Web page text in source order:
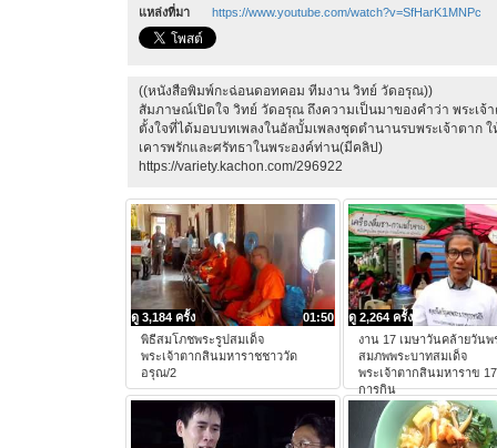
แหล่งที่มา
https://www.youtube.com/watch?v=SfHarK1MNPc
((หนังสือพิมพ์กะฉ่อนดอทคอม ทีมงาน วิทย์ วัดอรุณ))
สัมภาษณ์เปิดใจ วิทย์ วัดอรุณ ถึงความเป็นมาของคำว่า พระเจ้
ตั้งใจที่ได้มอบบทเพลงในอัลบั้มเพลงชุดตำนานรบพระเจ้าตาก
เคารพรักและศรัทธาในพระองค์ท่าน(มีคลิป)
https://variety.kachon.com/296922
01:50
ดู 3,184 ครั้ง
พิธีสมโภชพระรูปสมเด็จ
พระเจ้าตากสินมหาราชชาววัด
อรุณ/2
ดู 2,264 ครั้ง
งาน 17 เมษาวันคล้ายวันพ
สมภพพระบาทสมเด็จ
พระเจ้าตากสินมหาราข
การกิน